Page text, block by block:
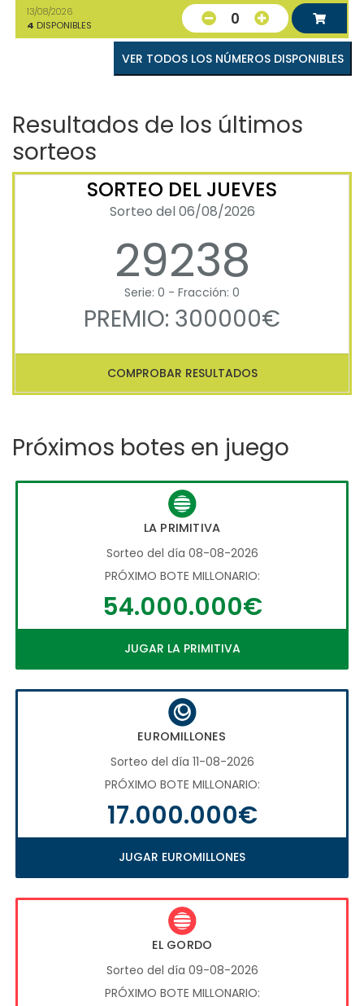
13/08/2026
4 DISPONIBLES 0
VER TODOS LOS NÚMEROS DISPONIBLES
Resultados de los últimos
sorteos
SORTEO DEL JUEVES
Sorteo del 06/08/2026
29238
Serie: 0 - Fracción: 0
PREMIO: 300000€
COMPROBAR RESULTADOS
Próximos botes en juego
LA PRIMITIVA
Sorteo del día 08-08-2026
PRÓXIMO BOTE MILLONARIO:
54.000.000€
JUGAR LA PRIMITIVA
EUROMILLONES
Sorteo del día 11-08-2026
PRÓXIMO BOTE MILLONARIO:
17.000.000€
JUGAR EUROMILLONES
EL GORDO
Sorteo del día 09-08-2026
PRÓXIMO BOTE MILLONARIO: